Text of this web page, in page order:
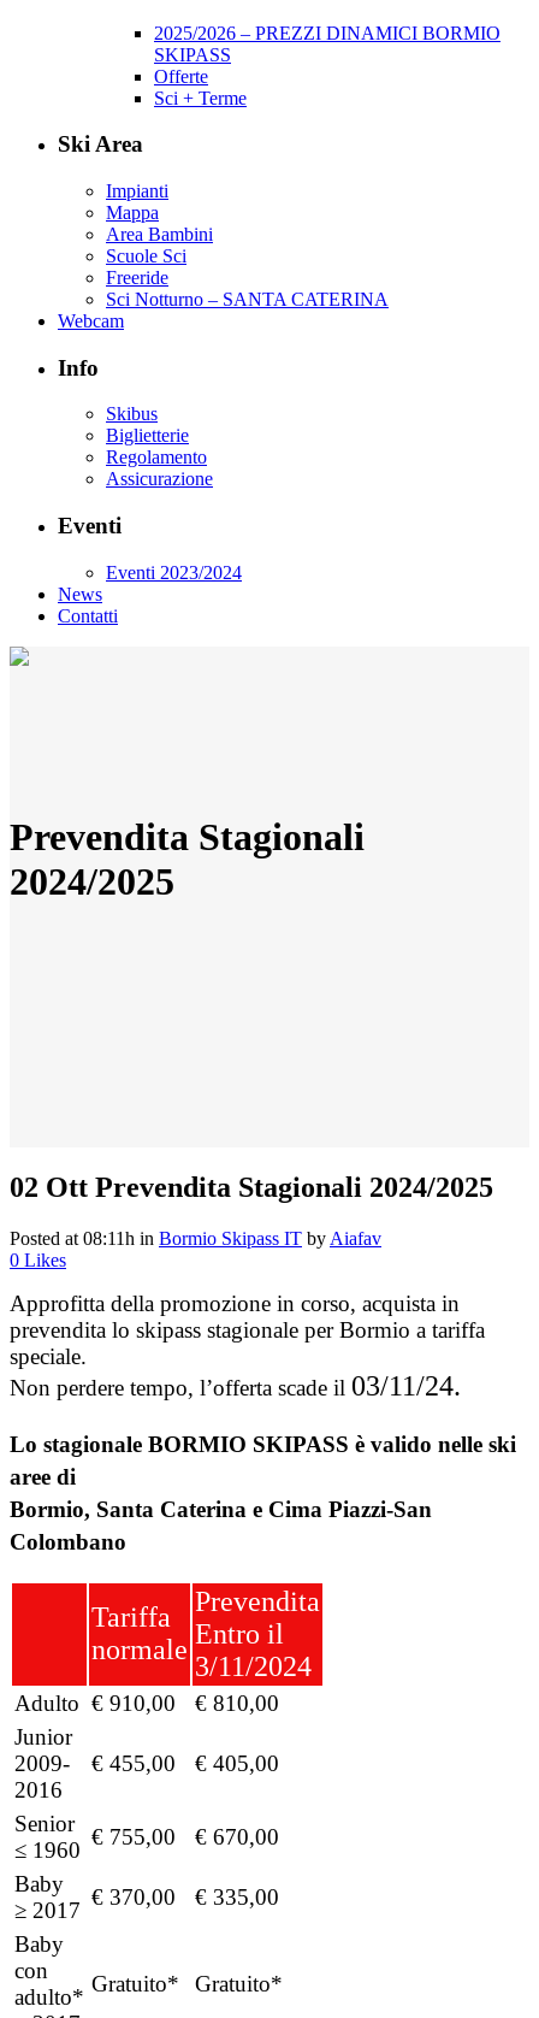
2025/2026 – PREZZI DINAMICI BORMIO
SKIPASS
Offerte
Sci + Terme
Ski Area
Impianti
Mappa
Area Bambini
Scuole Sci
Freeride
Sci Notturno – SANTA CATERINA
Webcam
Info
Skibus
Biglietterie
Regolamento
Assicurazione
Eventi
Eventi 2023/2024
News
Contatti
Prevendita Stagionali
2024/2025
02 Ott Prevendita Stagionali 2024/2025
Posted at 08:11h in Bormio Skipass IT by Aiafav
0 Likes
Approfitta della promozione in corso, acquista in
prevendita lo skipass stagionale per Bormio a tariffa
speciale.
Non perdere tempo, l’offerta scade il 03/11/24.
Lo stagionale BORMIO SKIPASS è valido nelle ski
aree di
Bormio, Santa Caterina e Cima Piazzi-San
Colombano
Tariffa
normale
Prevendita
Entro il
3/11/2024
Adulto € 910,00
€ 810,00
Junior
2009-
2016
€ 455,00 € 405,00
Senior
≤ 1960
€ 755,00
€ 670,00
Baby
≥ 2017
€ 370,00
€ 335,00
Baby
con
adulto*
Gratuito* Gratuito*